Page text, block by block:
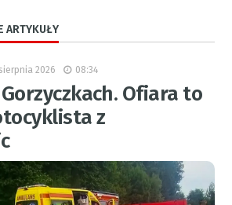
ARTYKUŁY
2026 08:34
Ofiara to
z